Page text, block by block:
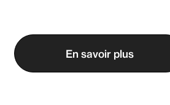
En savoir plus